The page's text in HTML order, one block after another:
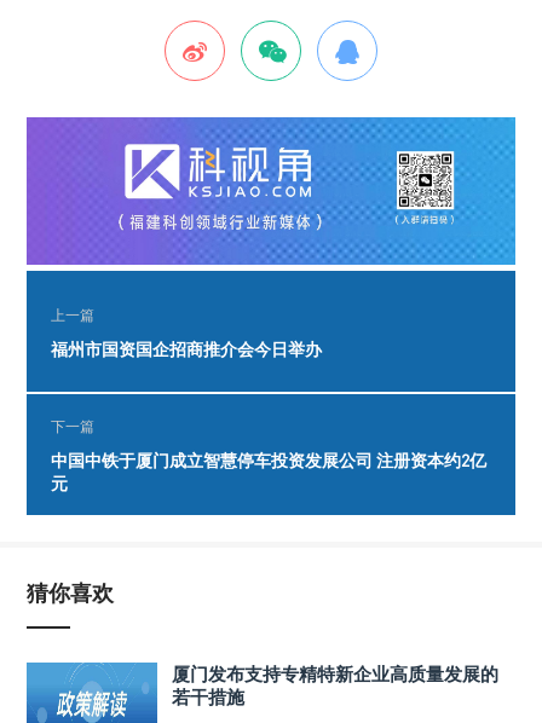
上一篇
福州市国资国企招商推介会今日举办
下一篇
中国中铁于厦门成立智慧停车投资发展公司 注册资本约2亿
元
猜你喜欢
厦门发布支持专精特新企业高质量发展的
若干措施